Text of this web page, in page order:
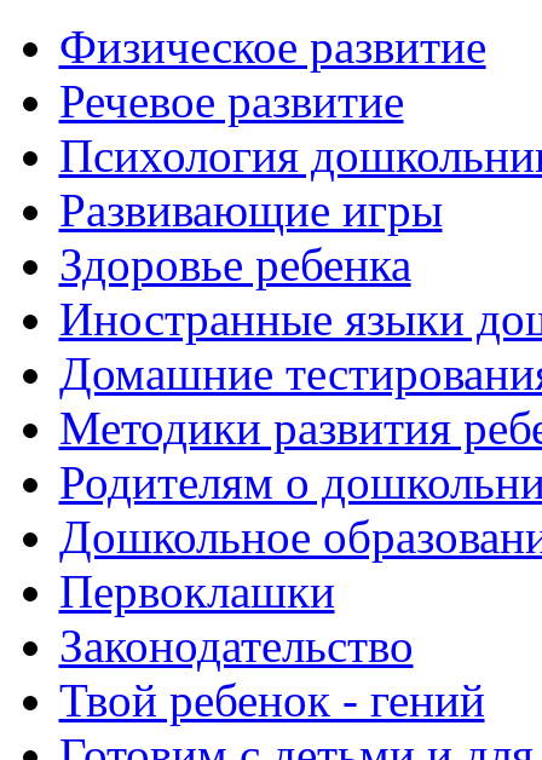
Физическое развитие
Речевое развитие
Психология
Развивающие игры
Здоровье ребенка
Иностранные языки
Домашние
Методики развития
Родителям о
Дошкольное
Первоклашки
Законодательство
Твой ребенок - гений